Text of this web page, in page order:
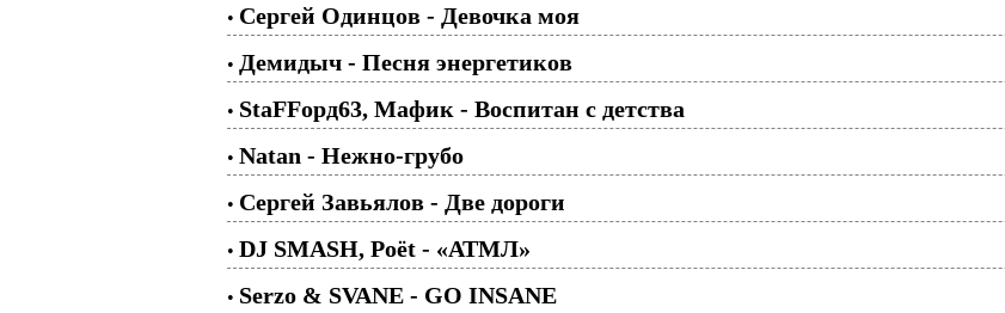
• Сергей Одинцов - Девочка моя
• Демидыч - Песня энергетиков
• StaFFорд63, Мафик - Воспитан с детства
• Natan - Нежно-грубо
• Сергей Завьялов - Две дороги
• DJ SMASH, Poёt - «АТМЛ»
• Serzo & SVANE - GO INSANE